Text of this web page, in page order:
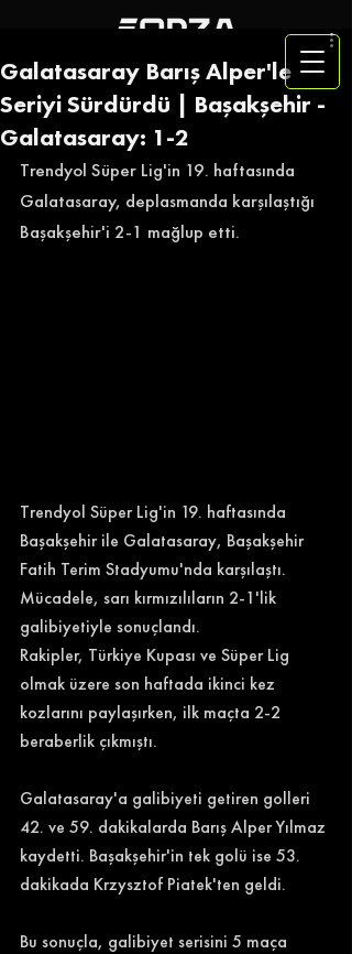
Galatasaray Barış Alper'le
Seriyi Sürdürdü | Başakşehir -
Galatasaray: 1-2
Trendyol Süper Lig'in 19. haftasında
Galatasaray, deplasmanda karşılaştığı
Başakşehir'i 2-1 mağlup etti.
Trendyol Süper Lig'in 19. haftasında
Başakşehir ile Galatasaray, Başakşehir
Fatih Terim Stadyumu'nda karşılaştı.
Mücadele, sarı kırmızılıların 2-1'lik
galibiyetiyle sonuçlandı.
Rakipler, Türkiye Kupası ve Süper Lig
olmak üzere son haftada ikinci kez
kozlarını paylaşırken, ilk maçta 2-2
beraberlik çıkmıştı.
Galatasaray'a galibiyeti getiren golleri
42. ve 59. dakikalarda Barış Alper Yılmaz
kaydetti. Başakşehir'in tek golü ise 53.
dakikada Krzysztof Piatek'ten geldi.
Bu sonuçla, galibiyet serisini 5 maça